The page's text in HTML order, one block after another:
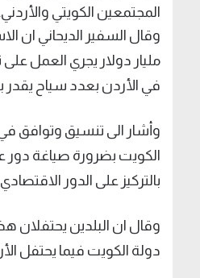
المجتمعين الكويتي والأردني.
مليار دولار يجري العمل على
في الأردن بعدد سياح يقدر بحوالي 60 الفا سنويا لافتا الى وجود نحو 65 الف اردني
وأشار الى تنسيق وتوافق
الكويت بضرورة صياغة دور
بالتركيز على الدور
دولة الكويت فيما يحتفل